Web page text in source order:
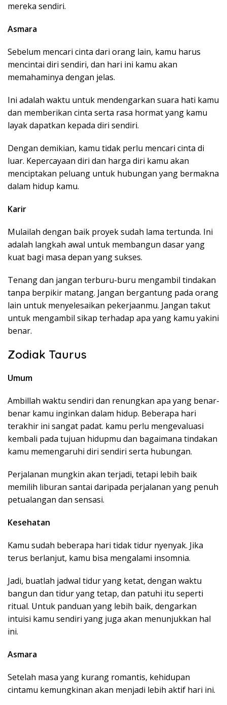
mereka sendiri.
Asmara
Sebelum mencari cinta dari orang lain, kamu harus
mencintai diri sendiri, dan hari ini kamu akan
memahaminya dengan jelas.
Ini adalah waktu untuk mendengarkan suara hati kamu
dan memberikan cinta serta rasa hormat yang kamu
layak dapatkan kepada diri sendiri.
Dengan demikian, kamu tidak perlu mencari cinta di
luar. Kepercayaan diri dan harga diri kamu akan
menciptakan peluang untuk hubungan yang bermakna
dalam hidup kamu.
Karir
Mulailah dengan baik proyek sudah lama tertunda. Ini
adalah langkah awal untuk membangun dasar yang
kuat bagi masa depan yang sukses.
Tenang dan jangan terburu-buru mengambil tindakan
tanpa berpikir matang. Jangan bergantung pada orang
lain untuk menyelesaikan pekerjaanmu. Jangan takut
untuk mengambil sikap terhadap apa yang kamu yakini
benar.
Zodiak Taurus
Umum
Ambillah waktu sendiri dan renungkan apa yang benar-
benar kamu inginkan dalam hidup. Beberapa hari
terakhir ini sangat padat. kamu perlu mengevaluasi
kembali pada tujuan hidupmu dan bagaimana tindakan
kamu memengaruhi diri sendiri serta hubungan.
Perjalanan mungkin akan terjadi, tetapi lebih baik
memilih liburan santai daripada perjalanan yang penuh
petualangan dan sensasi.
Kesehatan
Kamu sudah beberapa hari tidak tidur nyenyak. Jika
terus berlanjut, kamu bisa mengalami insomnia.
Jadi, buatlah jadwal tidur yang ketat, dengan waktu
bangun dan tidur yang tetap, dan patuhi itu seperti
ritual. Untuk panduan yang lebih baik, dengarkan
intuisi kamu sendiri yang juga akan menunjukkan hal
ini.
Asmara
Setelah masa yang kurang romantis, kehidupan
cintamu kemungkinan akan menjadi lebih aktif hari ini.